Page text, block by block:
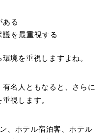
ある
を最重視する
境を重視しますよね。
名人ともなると、さらに
視します。
、ホテル宿泊客、ホテル